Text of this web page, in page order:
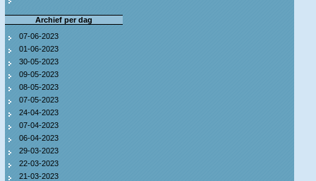
Archief per dag
07-06-2023
01-06-2023
30-05-2023
09-05-2023
08-05-2023
07-05-2023
24-04-2023
07-04-2023
06-04-2023
29-03-2023
22-03-2023
21-03-2023